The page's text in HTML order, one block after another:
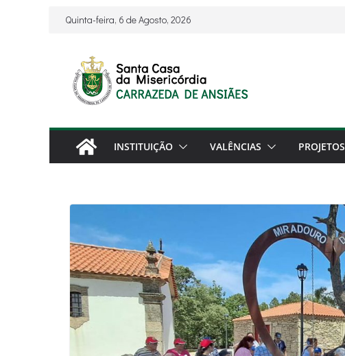
SkipQuinta-feira, 6 de Agosto, 2026
INSTITUIÇÃO VALÊNCIAS PROJETOS